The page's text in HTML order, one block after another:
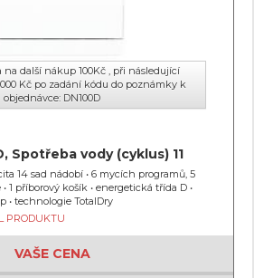
na další nákup 100Kč , při následující
Kč po zadání kódu do poznámky k
objednávce: DN100D
Spotřeba vody (cyklus) 11
14 sad nádobí • 6 mycích programů, 5
1 příborový košík • energetická třída D •
• technologie TotalDry
PRODUKTU
VAŠE CENA